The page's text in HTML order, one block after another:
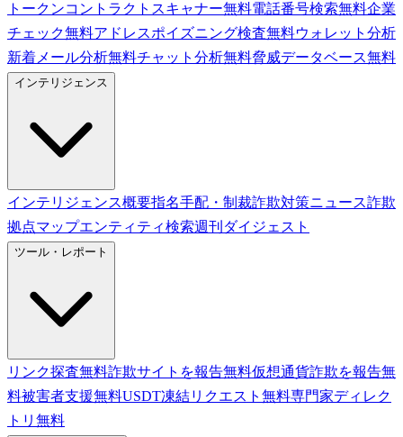
トークンコントラクトスキャナー無料電話番号検索無料企業
チェック無料アドレスポイズニング検査無料ウォレット分析
新着 メール分析無料チャット分析無料脅威データベース無料
インテリジェンス
インテリジェンス概要指名手配・制裁詐欺対策ニュース詐欺
拠点マップエンティティ検索週刊ダイジェスト
ツール・レポート
リンク探査無料詐欺サイトを報告無料仮想通貨詐欺を報告無
料被害者支援無料USDT凍結リクエスト 無料専門家ディレク
トリ 無料